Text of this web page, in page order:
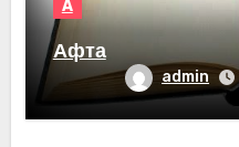
А
Афта
admin